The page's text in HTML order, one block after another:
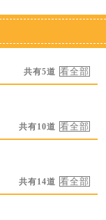
共有5道
共有10道
共有14道